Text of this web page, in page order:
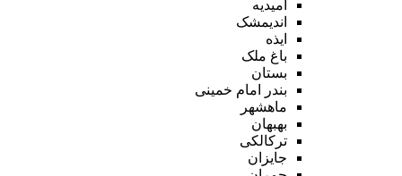
امیدیه
اندیمشک
ایذه
باغ ملک
بستان
بندر امام خمینی
ماهشهر
بهبهان
ترکالکی
جایزان